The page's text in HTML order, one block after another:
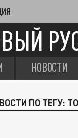
НОВОСТИ
ПО ТЕГУ: